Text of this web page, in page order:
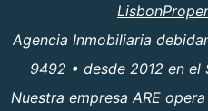
Agencia Inmobiliaria
9492 • desde 2012 en
Nuestra empresa ARE